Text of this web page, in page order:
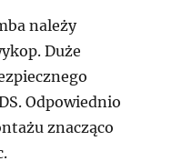
należy
Duże
Odpowiednio
znacząco